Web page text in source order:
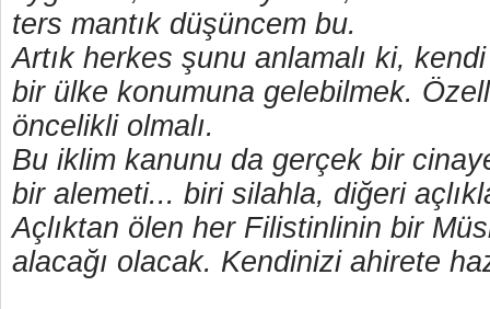
ters mantık düşüncem bu.
Artık herkes şunu anlamalı ki,
bir ülke konumuna gelebilmek.
öncelikli olmalı.
Bu iklim kanunu da gerçek bir
bir alemeti... biri silahla, diğeri
Açlıktan ölen her Filistinlinin bir
alacağı olacak. Kendinizi ahirete